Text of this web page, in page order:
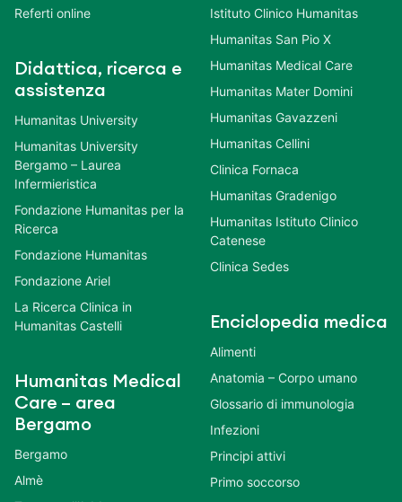
Referti online
Didattica, ricerca e
assistenza
Humanitas University
Humanitas University
Bergamo – Laurea
Infermieristica
Fondazione Humanitas per la
Ricerca
Fondazione Humanitas
Fondazione Ariel
La Ricerca Clinica in
Humanitas Castelli
Humanitas Medical
Care – area
Bergamo
Bergamo
Almè
Istituto Clinico Humanitas
Humanitas San Pio X
Humanitas Medical Care
Humanitas Mater Domini
Humanitas Gavazzeni
Humanitas Cellini
Clinica Fornaca
Humanitas Gradenigo
Humanitas Istituto Clinico
Catenese
Clinica Sedes
Enciclopedia medica
Alimenti
Anatomia – Corpo umano
Glossario di immunologia
Infezioni
Principi attivi
Primo soccorso